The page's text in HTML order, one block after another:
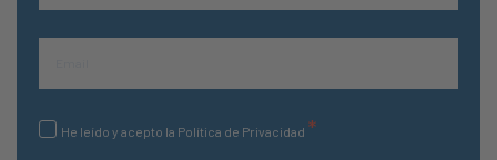
He leído y acepto la Política de Privacidad *